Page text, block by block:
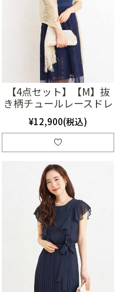
【4点セット】【M】抜
き柄チュールレースドレ
ス（ネイビー）
(SET3125)
¥12,900(税込)